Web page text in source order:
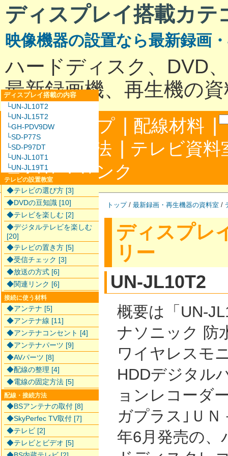
ディスプレイ搭載カテ
映像機器の設置なら最新録画
ハードディスク、DVD
最新録画機、再生機の
サイトマップ | 配線材料 |
配線接続方法 | テレビ資料
合わせ|リンク
トップ/ 最新録画・再生機器の資料室 /
ディスプレ
リー
UN-JL10T2
概要は「UN-
ナソニック 防
ワイヤレスモ
HDDデジタル
ョンレコーダ
ガプラス｣ＵＮ
年6月発売の、
ディスプレイ搭載の内容
└UN-JL10T2
└UN-JL15T2
└GH-PDV9DW
└SD-P77S
└SD-P97DT
└UN-JL10T1
└UN-JL19T1
テレビの設置教室
◆テレビの選び方 [3]
◆DVDの豆知識 [10]
◆テレビを楽しむ [2]
◆デジタルテレビを楽しむ
[20]
◆テレビの置き方 [5]
◆受信チェック [3]
◆放送の方式 [6]
◆関連リンク [6]
接続に使う材料
◆アンテナ [5]
◆アンテナ線 [11]
◆アンテナコンセント [4]
◆アンテナパーツ [9]
◆AVパーツ [8]
◆配線の整理 [4]
◆電線の固定方法 [5]
配線・接続方法
◆BSアンテナの取付 [8]
◆SkyPerfec TV取付 [7]
◆テレビ [2]
◆テレビとビデオ [5]